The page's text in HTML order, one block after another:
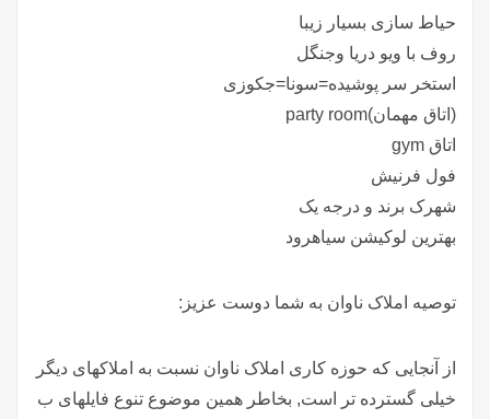
حیاط سازی بسیار زیبا
روف با ویو دریا وجنگل
استخر سر پوشیده=سونا=جکوزی
(اتاق مهمان)party room
اتاق gym
فول فرنیش
شهرک برند و درجه یک
بهترین لوکیشن سیاهرود
توصیه املاک ناوان به شما دوست عزیز:
از آنجایی که حوزه کاری املاک ناوان نسبت به املاکهای دیگر
خیلی گسترده تر است, بخاطر همین موضوع تنوع فایلهای ب